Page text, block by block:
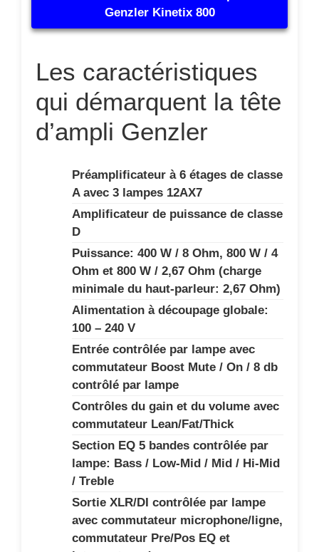
Genzler Kinetix 800
Les caractéristiques
qui démarquent la tête
d’ampli Genzler
Préamplificateur à 6 étages de classe
A avec 3 lampes 12AX7
Amplificateur de puissance de classe
D
Puissance: 400 W / 8 Ohm, 800 W / 4
Ohm et 800 W / 2,67 Ohm (charge
minimale du haut-parleur: 2,67 Ohm)
Alimentation à découpage globale:
100 – 240 V
Entrée contrôlée par lampe avec
commutateur Boost Mute / On / 8 db
contrôlé par lampe
Contrôles du gain et du volume avec
commutateur Lean/Fat/Thick
Section EQ 5 bandes contrôlée par
lampe: Bass / Low-Mid / Mid / Hi-Mid
/ Treble
Sortie XLR/DI contrôlée par lampe
avec commutateur microphone/ligne,
commutateur Pre/Pos EQ et